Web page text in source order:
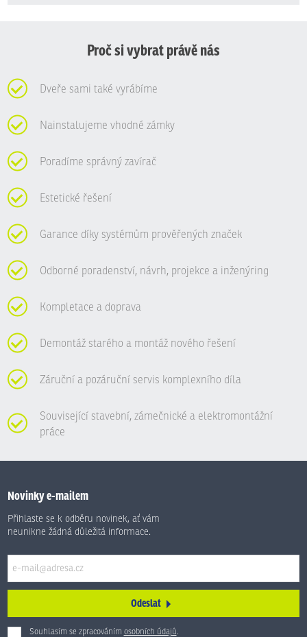
Proč si vybrat právě nás
Dveře sami také vyrábíme
Nainstalujeme vhodné zámky
Poradíme správný zavírač
Estetické řešení
Garance díky systémům prověřených značek
Odborné poradenství, návrh, projekce a inženýring
Kompletace a doprava
Demontáž starého a montáž nového řešení
Záruční a pozáruční servis komplexního díla
Související stavební, zámečnické a elektromontážní
práce
Novinky e-mailem
Přihlaste se k odběru novinek, ať vám
neunikne žádná důležitá informace.
Odeslat
Souhlasím se zpracováním osobních údajů.